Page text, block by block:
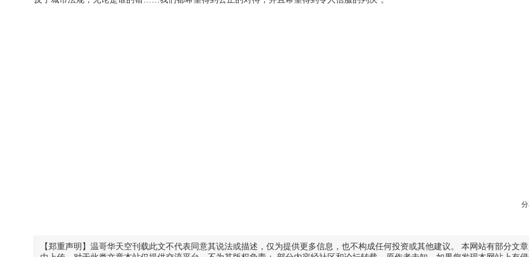
【郑重声明】温哥华天空刊载此文不代表同意其说法或描述，仅为提供更多信息，也不构成任何投资或其他建议。 本网站有部分文